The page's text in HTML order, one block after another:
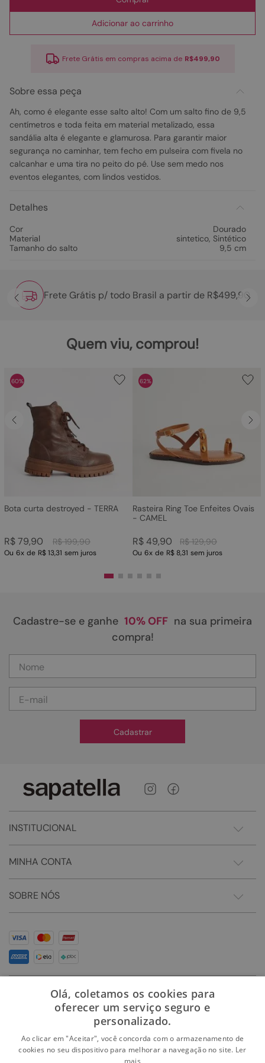
Adicionar ao carrinho
Frete Grátis em compras acima de R$499,90
Sobre essa peça
Ah, como é elegante esse salto alto! Com um salto fino de 9,5
centímetros e toda feita em material metalizado, essa
sandália alta é elegante e glamurosa. Para garantir maior
segurança no caminhar, tem fecho em pulseira com fivela no
calcanhar e uma tira no peito do pé. Use sem medo nos
eventos elegantes, com lindos vestidos.
Detalhes
Cor
Dourado
Material
sintetico, Sintético
Tamanho do salto
9,5 cm
Frete Grátis p/ todo Brasil a partir de R$499,90
Quem viu, comprou!
60%
Bota curta destroyed - TERRA
R$ 199,90
R$79,90
Ou 6x de R$ 13,31 sem juros
62%
Rasteira Ring Toe Enfeites Ovais
- CAMEL
R$ 129,90
R$49,90
Ou 6x de R$ 8,31 sem juros
Cadastre-se e ganhe 10% OFF na sua primeira
compra!
Cadastrar
INSTITUCIONAL
MINHA CONTA
SOBRE NÓS
Olá, coletamos os cookies para
oferecer um serviço seguro e
personalizado.
Ao clicar em "Aceitar", você concorda com o armazenamento de
cookies no seu dispositivo para melhorar a navegação no site. Ler
mais